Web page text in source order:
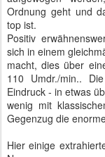
Ordnung geht und
top ist.
Positiv
sich in einem
macht, dies über
110 Umdr./min..
Eindruck - in etwas
wenig mit
Gegenzug die
Hier einige